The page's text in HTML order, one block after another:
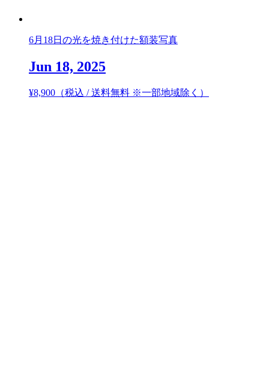
6月18日の光を焼き付けた額装写真
Jun 18, 2025
¥8,900 （税込 / 送料無料 ※一部地域除く）